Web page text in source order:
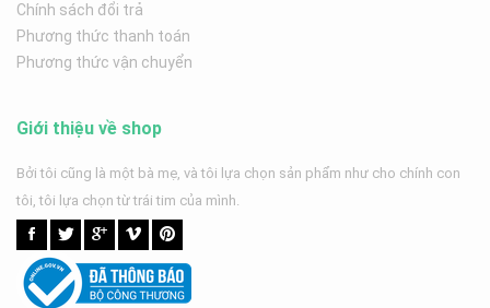
Chính sách đổi trả
Phương thức thanh toán
Phương thức vận chuyển
Giới thiệu về shop
Bởi tôi cũng là một bà mẹ, và tôi lựa chọn sản phẩm như cho chính con
tôi, tôi lựa chọn từ trái tim của mình.